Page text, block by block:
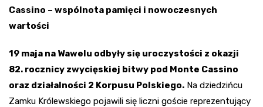
Cassino – wspólnota pamięci i nowoczesnych
wartości
19 maja na Wawelu odbyły się uroczystości z okazji
82. rocznicy zwycięskiej bitwy pod Monte Cassino
oraz działalności 2 Korpusu Polskiego. Na dziedzińcu
Zamku Królewskiego pojawili się liczni goście reprezentujący